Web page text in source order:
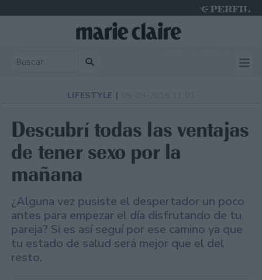
LIFESTYLE |
Descubrí todas las ventajas
de tener sexo por la
mañana
¿Alguna vez pusiste el despertador un poco
antes para empezar el día disfrutando de tu
pareja? Si es así seguí por ese camino ya que
tu estado de salud será mejor que el del
resto.